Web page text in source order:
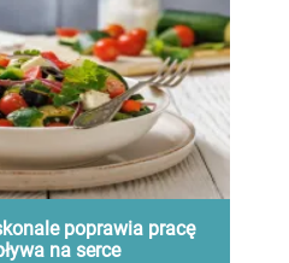
poprawia pracę
na serce